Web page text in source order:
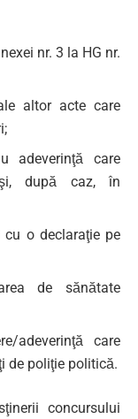
nr. 3 la HG nr.
altor acte care
adeverinţă care
după caz, în
o declaraţie pe
de sănătate
adeverinţă care
de poliţie politică.
concursului